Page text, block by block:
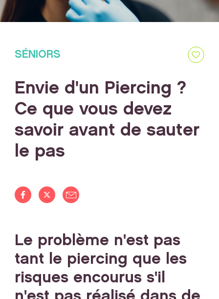
SÉNIORS
Envie d'un Piercing ?
Ce que vous devez
savoir avant de sauter
le pas
Le problème n'est pas
tant le piercing que les
risques encourus s'il